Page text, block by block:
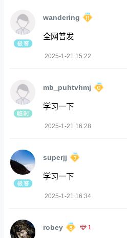
wandering
全网普发
2025-1-21 15:22
mb_puhtvhmj
学习一下
2025-1-21 16:28
superjj
学习一下
2025-1-21 16:34
robey 1